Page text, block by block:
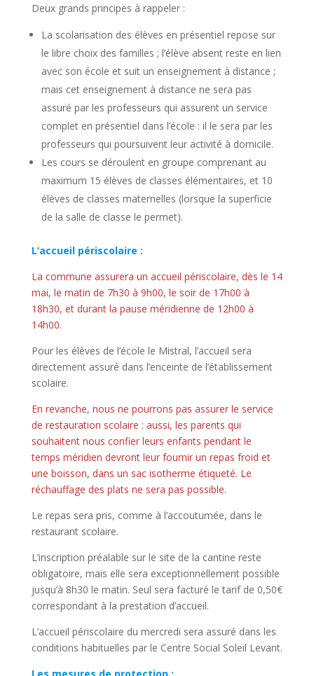
Deux grands principes à rappeler :
La scolarisation des élèves en présentiel repose sur
le libre choix des familles ; l’élève absent reste en lien
avec son école et suit un enseignement à distance ;
mais cet enseignement à distance ne sera pas
assuré par les professeurs qui assurent un service
complet en présentiel dans l’école : il le sera par les
professeurs qui poursuivent leur activité à domicile.
Les cours se déroulent en groupe comprenant au
maximum 15 élèves de classes élémentaires, et 10
élèves de classes maternelles (lorsque la superficie
de la salle de classe le permet).
L’accueil périscolaire :
La commune assurera un accueil périscolaire, dès le 14
mai, le matin de 7h30 à 9h00, le soir de 17h00 à
18h30, et durant la pause méridienne de 12h00 à
14h00.
Pour les élèves de l’école le Mistral, l’accueil sera
directement assuré dans l’enceinte de l’établissement
scolaire.
En revanche, nous ne pourrons pas assurer le service
de restauration scolaire : aussi, les parents qui
souhaitent nous confier leurs enfants pendant le
temps méridien devront leur fournir un repas froid et
une boisson, dans un sac isotherme étiqueté. Le
réchauffage des plats ne sera pas possible.
Le repas sera pris, comme à l’accoutumée, dans le
restaurant scolaire.
L’inscription préalable sur le site de la cantine reste
obligatoire, mais elle sera exceptionnellement possible
jusqu’à 8h30 le matin. Seul sera facturé le tarif de 0,50€
correspondant à la prestation d’accueil.
L’accueil périscolaire du mercredi sera assuré dans les
conditions habituelles par le Centre Social Soleil Levant.